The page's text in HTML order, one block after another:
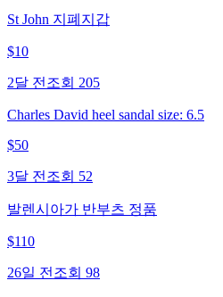
St John 지폐지갑
$10
2달 전 조회 205
Charles David heel sandal size: 6.5
$50
3달 전 조회 52
발렌시아가 반부츠 정품
$110
26일 전 조회 98